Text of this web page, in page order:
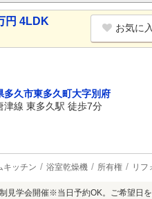
円 4LDK
お気に
多久市東多久町大字別府
津線 東多久駅 徒歩7分
キッチン 浴室乾燥機 所有権 リフ
見学会開催※当日予約OK。ご希望日